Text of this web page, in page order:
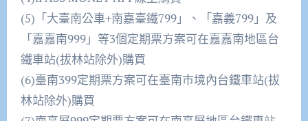
(5)「大臺南公車+南嘉臺鐵799」、「嘉義799」及
「嘉嘉南999」等3個定期票方案可在嘉嘉南地區台
鐵車站(拔林站除外)購買
(6)臺南399定期票方案可在臺南市境內台鐵車站(拔
林站除外)購買